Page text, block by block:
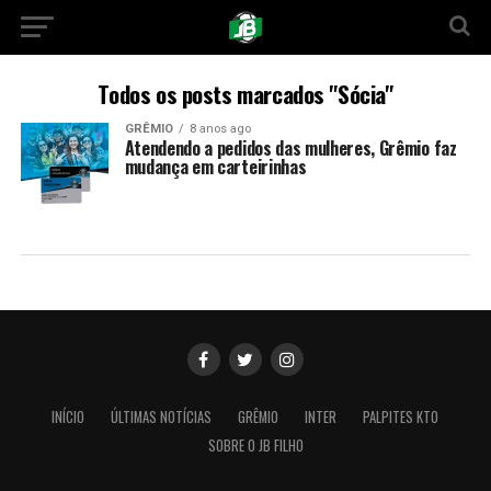
Todos os posts marcados "Sócia"
GRÊMIO 8 anos ago
Atendendo a pedidos das mulheres, Grêmio faz
mudança em carteirinhas
INÍCIO ÚLTIMAS NOTÍCIAS GRÊMIO INTER
PALPITES KTO
SOBRE O JB FILHO